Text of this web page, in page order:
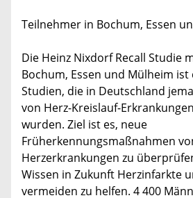
Teilnehmer in Bochum, Essen
Die Heinz Nixdorf Recall Studie
Bochum, Essen und Mülheim
Studien, die in Deutschland
von Herz-Kreislauf-
wurden. Ziel ist es, neue
Früherkennungsmaßnahmen
Herzerkrankungen zu
Wissen in Zukunft Herzinfarkte
vermeiden zu helfen. 4 400